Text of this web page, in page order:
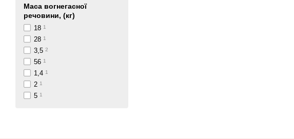
Маса вогнегасної
речовини, (кг)
18 1
28 1
3,5 2
56 1
1,4 1
2 1
5 1